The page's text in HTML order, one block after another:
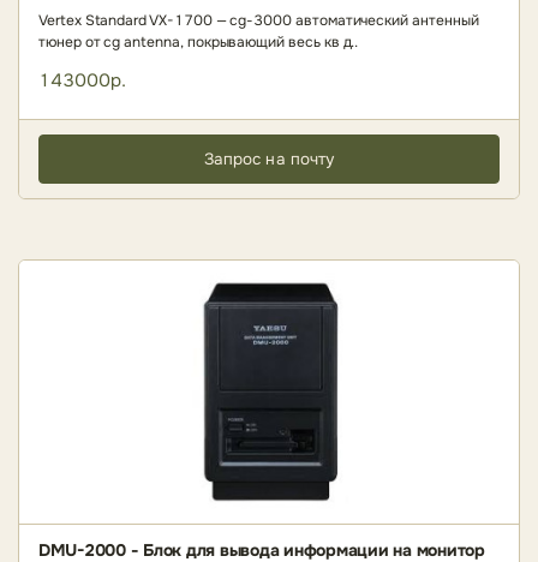
Vertex Standard VX-1700 — cg-3000 автоматический антенный
тюнер от cg antenna, покрывающий весь кв д..
143000р.
Запрос на почту
DMU-2000 - Блок для вывода информации на монитор